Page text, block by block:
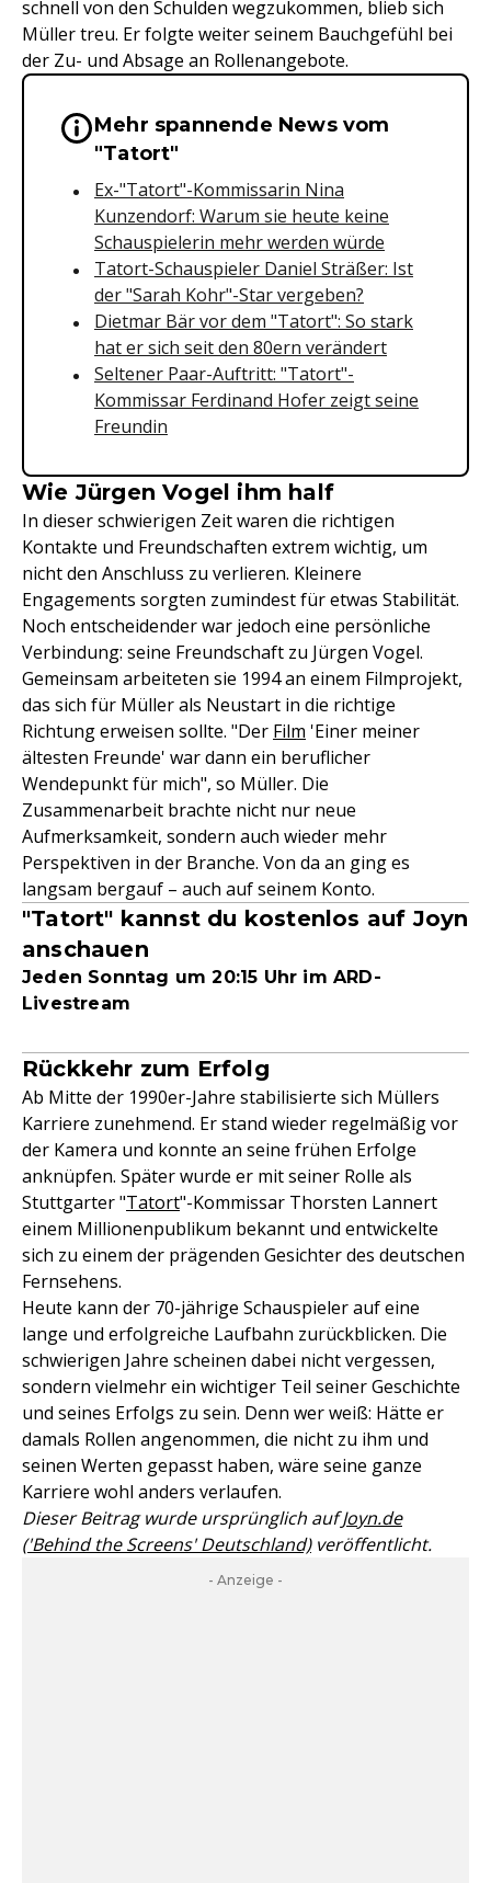
schnell von den Schulden wegzukommen, blieb sich
Müller treu. Er folgte weiter seinem Bauchgefühl bei
der Zu- und Absage an Rollenangebote.
Wichtige Hinweise &
Mehr spannende News vom
"Tatort"
Ex-"Tatort"-Kommissarin Nina
Kunzendorf: Warum sie heute keine
Schauspielerin mehr werden würde
Tatort-Schauspieler Daniel Sträßer: Ist
der "Sarah Kohr"-Star vergeben?
Dietmar Bär vor dem "Tatort": So stark
hat er sich seit den 80ern verändert
Seltener Paar-Auftritt: "Tatort"-
Kommissar Ferdinand Hofer zeigt seine
Freundin
Wie Jürgen Vogel ihm half
In dieser schwierigen Zeit waren die richtigen
Kontakte und Freundschaften extrem wichtig, um
nicht den Anschluss zu verlieren. Kleinere
Engagements sorgten zumindest für etwas Stabilität.
Noch entscheidender war jedoch eine persönliche
Verbindung: seine Freundschaft zu Jürgen Vogel.
Gemeinsam arbeiteten sie 1994 an einem Filmprojekt,
das sich für Müller als Neustart in die richtige
Richtung erweisen sollte. "Der Film 'Einer meiner
ältesten Freunde' war dann ein beruflicher
Wendepunkt für mich", so Müller. Die
Zusammenarbeit brachte nicht nur neue
Aufmerksamkeit, sondern auch wieder mehr
Perspektiven in der Branche. Von da an ging es
langsam bergauf – auch auf seinem Konto.
"Tatort" kannst du kostenlos auf Joyn
anschauen
Jeden Sonntag um 20:15 Uhr im ARD-
Livestream
Rückkehr zum Erfolg
Ab Mitte der 1990er-Jahre stabilisierte sich Müllers
Karriere zunehmend. Er stand wieder regelmäßig vor
der Kamera und konnte an seine frühen Erfolge
anknüpfen. Später wurde er mit seiner Rolle als
Stuttgarter "Tatort"-Kommissar Thorsten Lannert
einem Millionenpublikum bekannt und entwickelte
sich zu einem der prägenden Gesichter des deutschen
Fernsehens.
Heute kann der 70-jährige Schauspieler auf eine
lange und erfolgreiche Laufbahn zurückblicken. Die
schwierigen Jahre scheinen dabei nicht vergessen,
sondern vielmehr ein wichtiger Teil seiner Geschichte
und seines Erfolgs zu sein. Denn wer weiß: Hätte er
damals Rollen angenommen, die nicht zu ihm und
seinen Werten gepasst haben, wäre seine ganze
Karriere wohl anders verlaufen.
Dieser Beitrag wurde ursprünglich aufJoyn.de
('Behind the Screens' Deutschland)veröffentlicht.
- Anzeige -